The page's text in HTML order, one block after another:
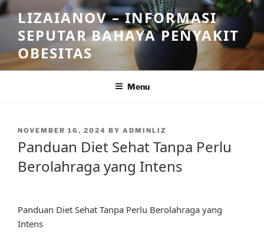
Skip
to
content
LIZAIANOV – INFORMASI
SEPUTAR BAHAYA PENYAKIT
OBESITAS
Menu
POSTED
NOVEMBER 16, 2024 BY ADMINLIZ
Panduan Diet Sehat Tanpa Perlu
Berolahraga yang Intens
Panduan Diet Sehat Tanpa Perlu Berolahraga yang
Intens